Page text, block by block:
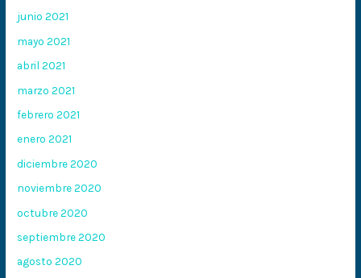
junio 2021
mayo 2021
abril 2021
marzo 2021
febrero 2021
enero 2021
diciembre 2020
noviembre 2020
octubre 2020
septiembre 2020
agosto 2020